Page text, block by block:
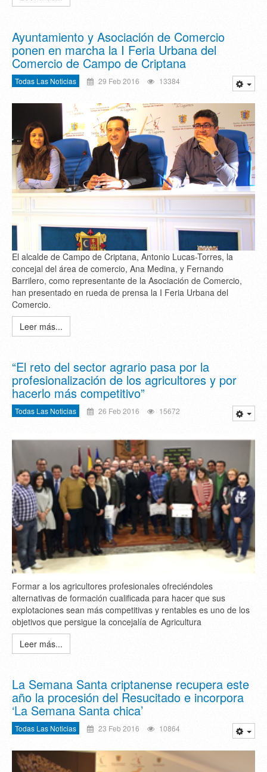
Ayuntamiento y Asociación de Comercio
ponen en marcha la I Feria Urbana del
Comercio de Campo de Criptana
Todas Las Noticias 29 Feb 2016 13384
El alcalde de Campo de Criptana, Antonio Lucas-Torres, la
concejal del área de comercio, Ana Medina, y Fernando
Barrilero, como representante de la Asociación de Comercio,
han presentado en rueda de prensa la I Feria Urbana del
Comercio.
Leer más...
“El reto del sector agrario pasa por la
profesionalización de los agricultores y por
hacerlo más competitivo”
Todas Las Noticias 26 Feb 2016 15672
Formar a los agricultores profesionales ofreciéndoles
alternativas de formación cualificada para hacer que sus
explotaciones sean más competitivas y rentables es uno de los
objetivos que persigue la concejalía de Agricultura
Leer más...
La Semana Santa criptanense recupera este
año la procesión del Resucitado e incorpora
‘La Semana Santa chica’
Todas Las Noticias 23 Feb 2016 10864